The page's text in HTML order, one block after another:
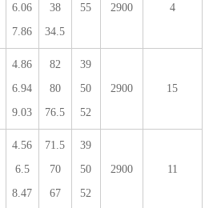
6.06
7.86
38
34.5
55 2900 4
4.86
6.94
9.03
82
80
76.5
39
50
52
2900 15
4.56
6.5
8.47
71.5
70
67
39
50
52
2900 11